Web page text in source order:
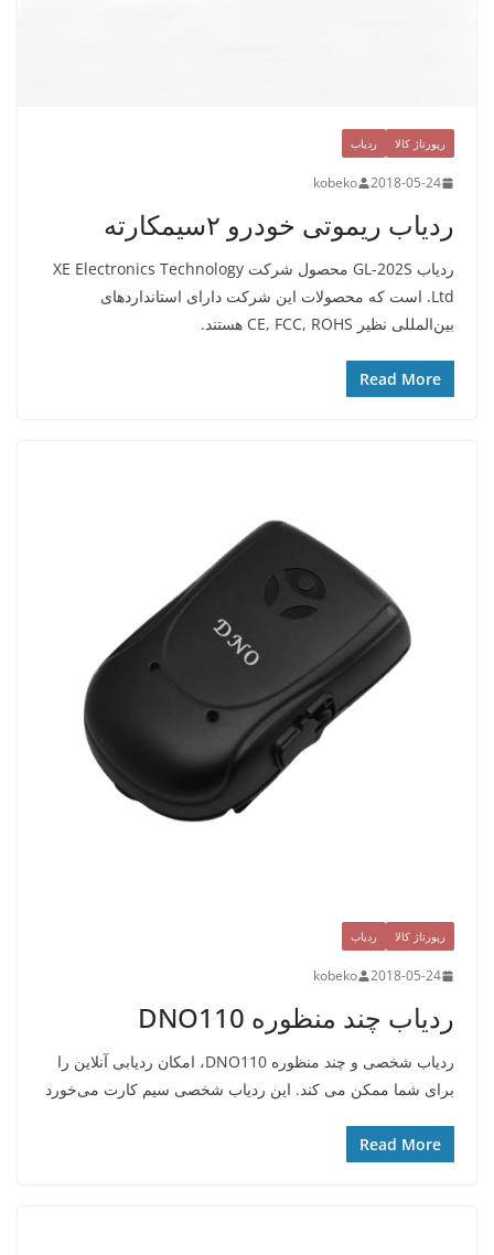
رپورتاژ کالا ردیاب
2018-05-24
kobeko
ردیاب ریموتی خودرو ۲سیمکارته
ردیاب GL-202S محصول شرکت XE Electronics Technology
Ltd. است که محصولات این شرکت دارای استانداردهای
بین‌المللی نظیر CE, FCC, ROHS هستند.
Read More
رپورتاژ کالا ردیاب
2018-05-24
kobeko
ردیاب چند منظوره DNO110
ردیاب شخصی و چند منظوره DNO110، امکان ردیابی آنلاین را
برای شما ممکن می کند. این ردیاب شخصی سیم کارت می‌خورد
Read More